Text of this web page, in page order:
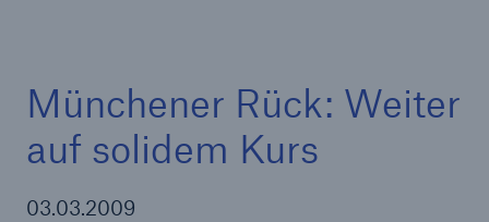
Münchener Rück: Weiter
auf solidem Kurs
03.03.2009